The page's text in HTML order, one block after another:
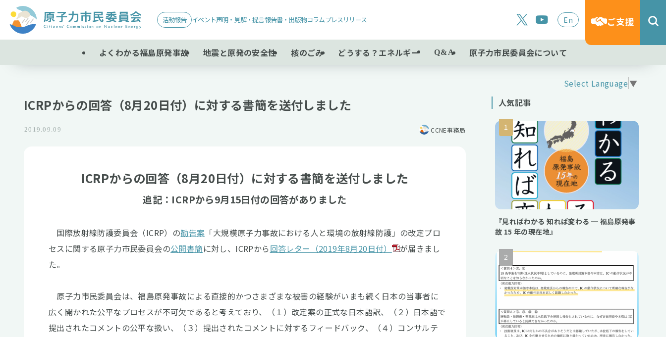
活動報告 イベント声明・見解・提言報告書・出版物コラムプレスリリース En ご支援
よくわかる福島原発事故 地震と原発の安全性 核のごみ どうする？エネルギー Q&A 原子力市民委員会について
Select Language▼
ICRPからの回答（8月20日付）に対する書簡を送付しました
2019.09.09 CCNE事務局
ICRPからの回答（8月20日付）に対する書簡を送付しました
追記：ICRPから9月15日付の回答がありました
国際放射線防護委員会（ICRP）の勧告案 「大規模原子力事故における人と環境の放射線防護」の改定プロ
セスに関する原子力市民委員会の公開書簡に対し、ICRPから回答レター（2019年8月20日付）
が届きまし
た。
原子力市民委員会は、福島原発事故による直接的かつさまざまな被害の経験がいまも続く日本の当事者に
広く開かれた公平なプロセスが不可欠であると考えており、（１）改定案の正式な日本語訳、（２）日本語で
提出されたコメントの公平な扱い、（３）提出されたコメントに対するフィードバック、（４）コンサルテ
人気記事
『見ればわかる 知れば変わる ─ 福島原発事
故 15 年の現在地』